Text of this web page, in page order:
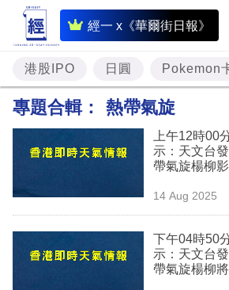
經一 x《華爾街日報》
即
時
財
經
題
資
樓
市
港股IPO 日圓 Pokemon
專題合輯： 熱帶氣旋
上午12時00
示：天文台
帶氣旋楊柳
14 Aug 2025
下午04時50
示：天文台
帶氣旋楊柳